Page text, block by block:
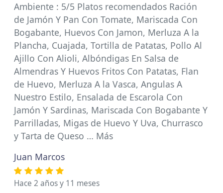
Ambiente : 5/5 Platos recomendados Ración
de Jamón Y Pan Con Tomate, Mariscada Con
Bogabante, Huevos Con Jamon, Merluza A la
Plancha, Cuajada, Tortilla de Patatas, Pollo Al
Ajillo Con Alioli, Albóndigas En Salsa de
Almendras Y Huevos Fritos Con Patatas, Flan
de Huevo, Merluza A la Vasca, Angulas A
Nuestro Estilo, Ensalada de Escarola Con
Jamón Y Sardinas, Mariscada Con Bogabante Y
Parrilladas, Migas de Huevo Y Uva, Churrasco
y Tarta de Queso … Más
Juan Marcos
Hace 2 años y 11 meses